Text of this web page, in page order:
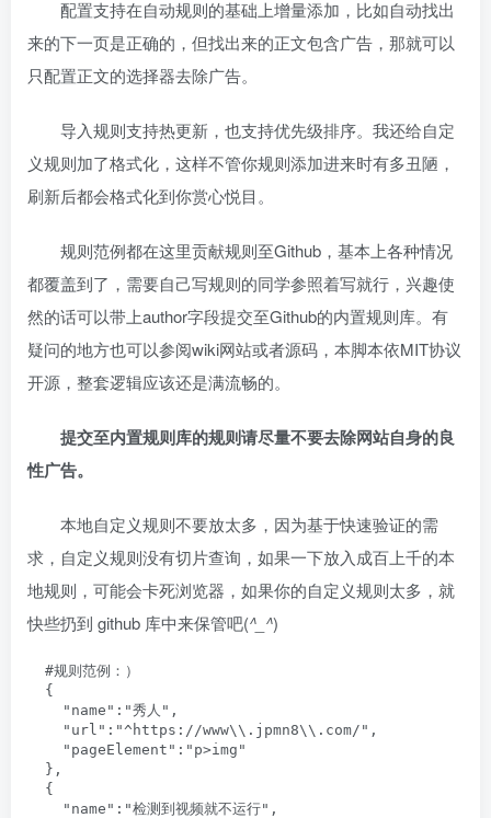
配置支持在自动规则的基础上增量添加，比如自动找出
来的下一页是正确的，但找出来的正文包含广告，那就可以
只配置正文的选择器去除广告。
导入规则支持热更新，也支持优先级排序。我还给自定
义规则加了格式化，这样不管你规则添加进来时有多丑陋，
刷新后都会格式化到你赏心悦目。
规则范例都在这里贡献规则至Github，基本上各种情况
都覆盖到了，需要自己写规则的同学参照着写就行，兴趣使
然的话可以带上author字段提交至Github的内置规则库。有
疑问的地方也可以参阅wiki网站或者源码，本脚本依MIT协议
开源，整套逻辑应该还是满流畅的。
提交至内置规则库的规则请尽量不要去除网站自身的良
性广告。
本地自定义规则不要放太多，因为基于快速验证的需
求，自定义规则没有切片查询，如果一下放入成百上千的本
地规则，可能会卡死浏览器，如果你的自定义规则太多，就
快些扔到 github 库中来保管吧(^_^)
  #规则范例：）
  {
    "name":"秀人",
    "url":"^https://www\\.jpmn8\\.com/",
    "pageElement":"p>img"
  },
  {
    "name":"检测到视频就不运行",